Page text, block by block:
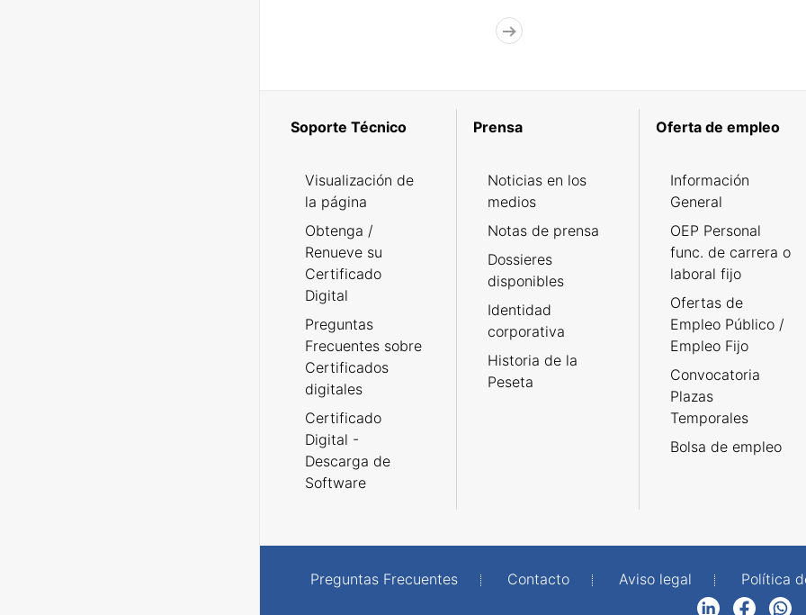
Soporte Técnico
Visualización de
la página
Obtenga /
Renueve su
Certificado
Digital
Preguntas
Frecuentes sobre
Certificados
digitales
Certificado
Digital -
Descarga de
Software
Prensa
Noticias en los
medios
Notas de prensa
Dossieres
disponibles
Identidad
corporativa
Historia de la
Peseta
Oferta de empleo
Información
General
OEP Personal
func. de carrera o
laboral fijo
Ofertas de
Empleo Público /
Empleo Fijo
Convocatoria
Plazas
Temporales
Bolsa de empleo
Preguntas Frecuentes Contacto Aviso legal Política
FacebookWhatsApp